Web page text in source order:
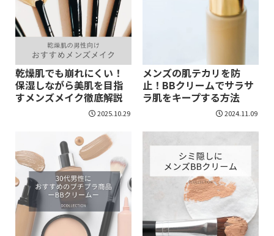
乾燥肌でも崩れにくい！
保湿しながら美肌を目指
すメンズメイク徹底解説
2025.10.29
メンズの肌テカリを防
止！BBクリームでサラサ
ラ肌をキープする方法
2024.11.09